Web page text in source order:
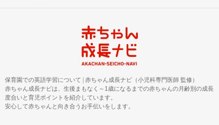
保育園での英語学習について | 赤ちゃん成長ナビ（小児科専門医師 監修）
赤ちゃん成長ナビは、生後まもなく～1歳になるまでの赤ちゃんの月齢別の成長
度合いと育児ポイントを紹介しています。
安心して赤ちゃんと向き合うお手伝いをします。